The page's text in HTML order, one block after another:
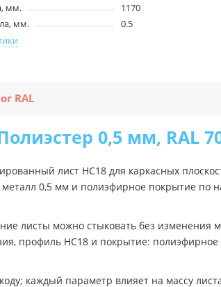
мм.
1170
мм.
0.5
RAL
0,5 мм, RAL
лист НС18 для каркасных
0,5 мм и полиэфирное покрытие по
листы можно стыковать без изменения
профиль НС18 и покрытие:
каждый параметр влияет на массу